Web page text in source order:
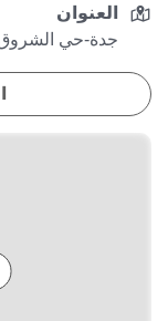
العنوان
جدة-حي